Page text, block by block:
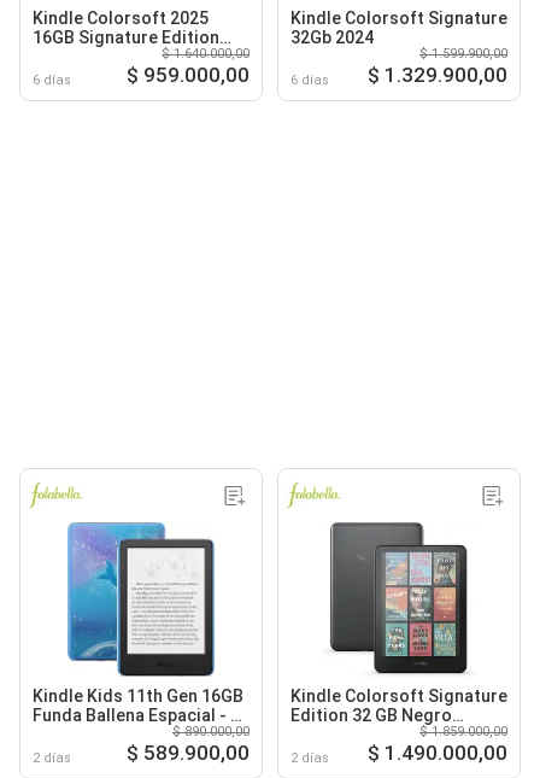
Kindle Colorsoft 2025
16GB Signature Edition
6 días
$ 1.640.000,00
$ 959.000,00
Kindle Colorsoft Signature
32Gb 2024
6 días
$ 1.599.900,00
$ 1.329.900,00
Kindle Kids 11th Gen 16GB
Funda Ballena Espacial - 6
2 días
$ 890.000,00
$ 589.900,00
Kindle Colorsoft Signature
Edition 32 GB Negro
2 días
$ 1.859.000,00
$ 1.490.000,00